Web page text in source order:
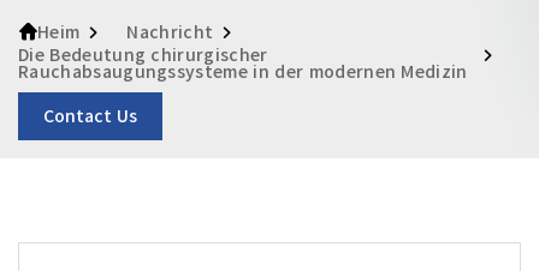
Heim
Nachricht
Die Bedeutung chirurgischer
Rauchabsaugungssysteme in der modernen Medizin
Contact Us